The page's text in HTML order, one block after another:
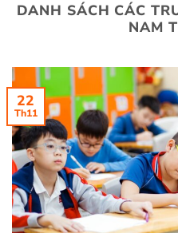
DANH SÁCH CÁC
NAM
22
Th11